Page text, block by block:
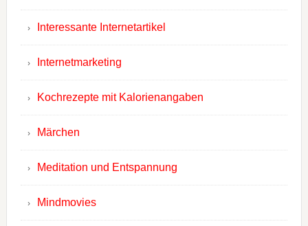
Interessante Internetartikel
Internetmarketing
Kochrezepte mit Kalorienangaben
Märchen
Meditation und Entspannung
Mindmovies